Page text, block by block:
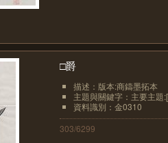
□爵
描述：版本:商鑄墨拓本
主題與關鍵字：主要主題
資料識別：金0310
303/6299